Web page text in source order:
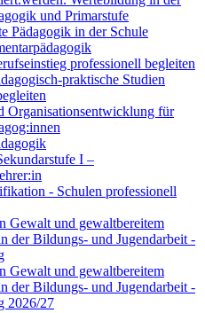
und Primarstufe
Pädagogik in der Schule
professionell begleiten
praktische Studien
Organisationsentwicklung für
I –
- Schulen professionell
Gewalt und gewaltbereitem
der Bildungs- und Jugendarbeit -
Gewalt und gewaltbereitem
der Bildungs- und Jugendarbeit -
2026/27